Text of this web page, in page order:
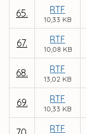
65. RTF
10,33 KB
67. RTF
10,08 KB
68. RTF
13,02 KB
69. RTF
10,33 KB
RTF